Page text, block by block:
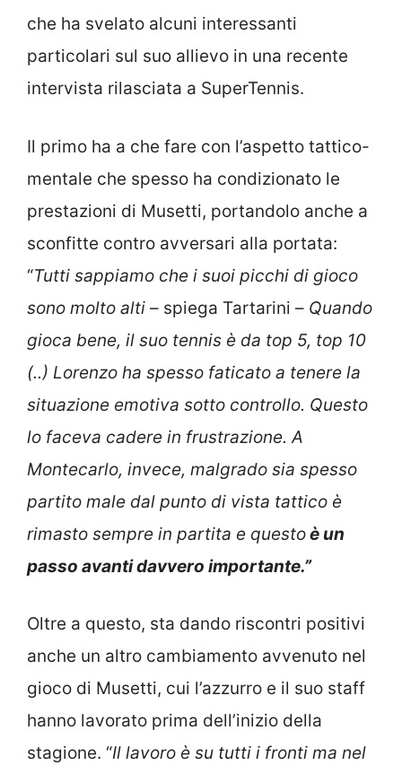
che ha svelato alcuni interessanti
particolari sul suo allievo in una recente
intervista rilasciata a SuperTennis.
Il primo ha a che fare con l’aspetto tattico-
mentale che spesso ha condizionato le
prestazioni di Musetti, portandolo anche a
sconfitte contro avversari alla portata:
“Tutti sappiamo che i suoi picchi di gioco
sono molto alti – spiega Tartarini – Quando
gioca bene, il suo tennis è da top 5, top 10
(..) Lorenzo ha spesso faticato a tenere la
situazione emotiva sotto controllo. Questo
lo faceva cadere in frustrazione. A
Montecarlo, invece, malgrado sia spesso
partito male dal punto di vista tattico è
rimasto sempre in partita e questoè un
passo avanti davvero importante.”
Oltre a questo, sta dando riscontri positivi
anche un altro cambiamento avvenuto nel
gioco di Musetti, cui l’azzurro e il suo staff
hanno lavorato prima dell’inizio della
stagione. “Il lavoro è su tutti i fronti ma nel